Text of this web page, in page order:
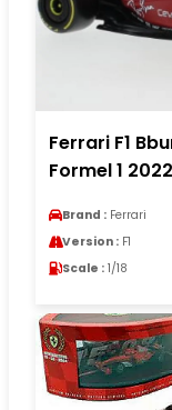
Ferrari F1
Formel 1
Brand : Ferrari
Version : F1
Scale : 1/18